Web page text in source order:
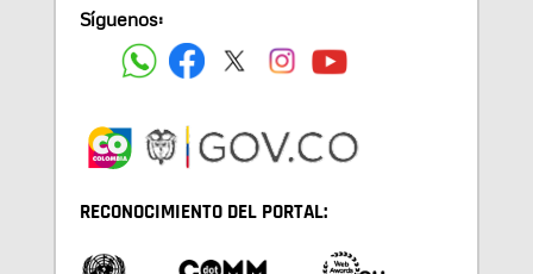
Síguenos:
RECONOCIMIENTO DEL PORTAL: